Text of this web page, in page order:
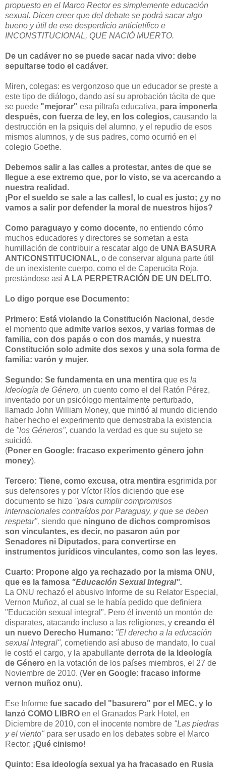
propuesto en el Marco Rector es simplemente educación
sexual. Dicen creer que del debate se podrá sacar algo
bueno y útil de ese desperdicio anticietífico e
INCONSTITUCIONAL, QUE NACIÓ MUERTO.
De un cadáver no se puede sacar nada vivo: debe
sepultarse todo el cadáver.
Miren, colegas: es vergonzoso que un educador se preste a
este tipo de diálogo, dando así su aprobación tácita de que
se puede "mejorar" esa piltrafa educativa, para imponerla
después, con fuerza de ley, en los colegios, causando la
destrucción en la psiquis del alumno, y el repudio de esos
mismos alumnos, y de sus padres, como ocurrió en el
colegio Goethe.
Debemos salir a las calles a protestar, antes de que se
llegue a ese extremo que, por lo visto, se va acercando a
nuestra realidad.
¡Por el sueldo se sale a las calles!, lo cual es justo; ¿y no
vamos a salir por defender la moral de nuestros hijos?
Como paraguayo y como docente, no entiendo cómo
muchos educadores y directores se sometan a esta
humillación de contribuir a rescatar algo de UNA BASURA
ANTICONSTITUCIONAL, o de conservar alguna parte útil
de un inexistente cuerpo, como el de Caperucita Roja,
prestándose así A LA PERPETRACIÓN DE UN DELITO.
Lo digo porque ese Documento:
Primero: Está violando la Constitución Nacional, desde
el momento que admite varios sexos, y varias formas de
familia, con dos papás o con dos mamás, y nuestra
Constitución solo admite dos sexos y una sola forma de
familia: varón y mujer.
Segundo: Se fundamenta en una mentira que es la
Ideología de Género, un cuento como el del Ratón Pérez,
inventado por un psicólogo mentalmente perturbado,
llamado John William Money, que mintió al mundo diciendo
haber hecho el experimento que demostraba la existencia
de "los Géneros", cuando la verdad es que su sujeto se
suicidó.
(Poner en Google: fracaso experimento género john
money).
Tercero: Tiene, como excusa, otra mentira esgrimida por
sus defensores y por Víctor Ríos diciendo que ese
documento se hizo "para cumplir compromisos
internacionales contraídos por Paraguay, y que se deben
respetar", siendo que ninguno de dichos compromisos
son vinculantes, es decir, no pasaron aún por
Senadores ni Diputados, para convertirse en
instrumentos jurídicos vinculantes, como son las leyes.
Cuarto: Propone algo ya rechazado por la misma ONU,
que es la famosa "Educación Sexual Integral".
La ONU rechazó el abusivo Informe de su Relator Especial,
Vernon Muñoz, al cual se le había pedido que definiera
"Educación sexual integral". Pero él inventó un montón de
disparates, atacando incluso a las religiones, y creando él
un nuevo Derecho Humano: "El derecho a la educación
sexual Integral", cometiendo así abuso de mandato, lo cual
le costó el cargo, y la apabullante derrota de la Ideología
de Género en la votación de los países miembros, el 27 de
Noviembre de 2010. (Ver en Google: fracaso informe
vernon muñoz onu).
Ese Informe fue sacado del "basurero" por el MEC, y lo
lanzó COMO LIBRO en el Granados Park Hotel, en
Diciembre de 2010, con el inocente nombre de "Las piedras
y el viento" para ser usado en los debates sobre el Marco
Rector: ¡Qué cinismo!
Quinto: Esa ideología sexual ya ha fracasado en Rusia